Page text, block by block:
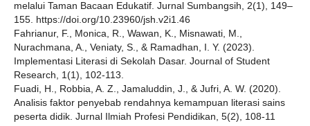
melalui Taman Bacaan Edukatif. Jurnal Sumbangsih, 2(1), 149–
155. https://doi.org/10.23960/jsh.v2i1.46
Fahrianur, F., Monica, R., Wawan, K., Misnawati, M.,
Nurachmana, A., Veniaty, S., & Ramadhan, I. Y. (2023).
Implementasi Literasi di Sekolah Dasar. Journal of Student
Research, 1(1), 102-113.
Fuadi, H., Robbia, A. Z., Jamaluddin, J., & Jufri, A. W. (2020).
Analisis faktor penyebab rendahnya kemampuan literasi sains
peserta didik. Jurnal Ilmiah Profesi Pendidikan, 5(2), 108-11